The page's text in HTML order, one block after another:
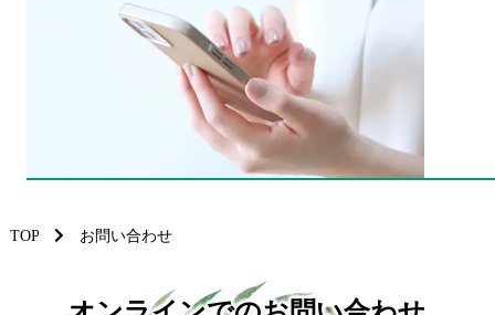
TOP お問い合わせ